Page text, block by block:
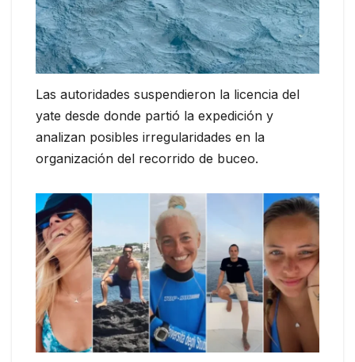
Las autoridades suspendieron la licencia del
yate desde donde partió la expedición y
analizan posibles irregularidades en la
organización del recorrido de buceo.